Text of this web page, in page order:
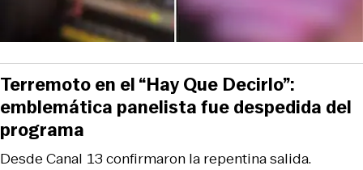
Desde Canal 13 confirmaron la repentina salida.
Terremoto en el “Hay Que Decirlo”:
emblemática panelista fue despedida del
programa